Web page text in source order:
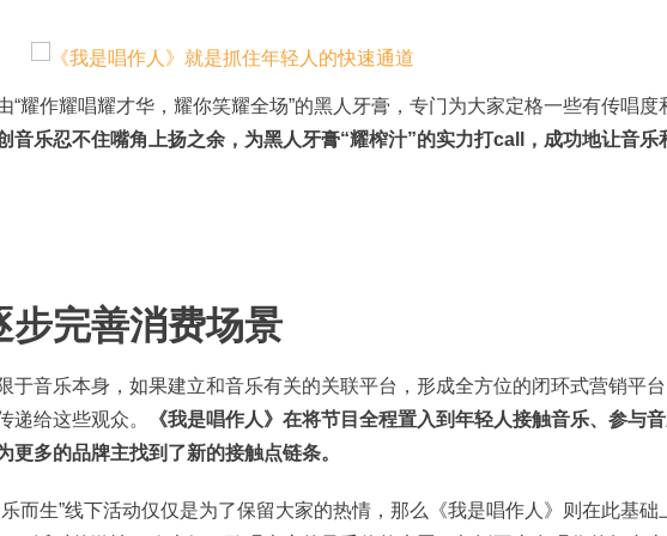
“耀作耀唱耀才华，耀你笑耀全场”的黑人牙膏，专门为大家定格一些有传唱度
音乐忍不住嘴角上扬之余，为黑人牙膏“耀榨汁”的实力打call，成功地让音乐
步完善消费场景
于音乐本身，如果建立和音乐有关的关联平台，形成全方位的闭环式营销平
递给这些观众。
《我是唱作人》在将节目全程置入到年轻人接触音乐、参与
更多的品牌主找到了新的接触点链条。
而生”线下活动仅仅是为了保留大家的热情，那么《我是唱作人》则在此基础